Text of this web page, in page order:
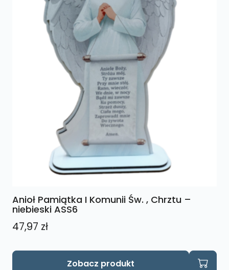
Anioł Pamiątka I Komunii Św. , Chrztu –
niebieski ASS6
47,97 zł
Zobacz produkt